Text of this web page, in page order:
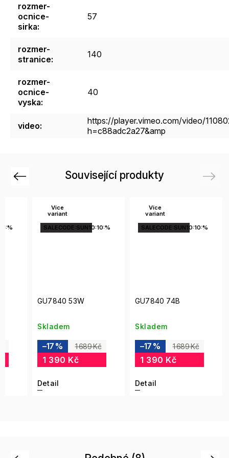
rozmer-
ocnice-
sirka:
57
rozmer-
stranice: 140
rozmer-
ocnice-
vyska:
40
video:
https://player.vimeo.com/video/
h=c88adc2a27&amp
Související produkty
Previous
Více
variant
SALECODE:SUN10:10:%
GU7840 53W
Skladem
1 689 Kč
–17 %
1 390 Kč
Detail
Více
variant
SALECODE:SUN10:10:%
GU7840 74B
Skladem
1 689 Kč
–17 %
1 390 Kč
Detail
Next